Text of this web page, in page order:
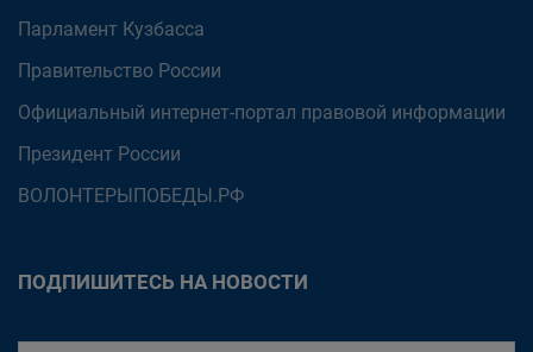
Парламент Кузбасса
Правительство России
Официальный интернет-портал правовой информации
Президент России
ВОЛОНТЕРЫПОБЕДЫ.РФ
ПОДПИШИТЕСЬ НА НОВОСТИ